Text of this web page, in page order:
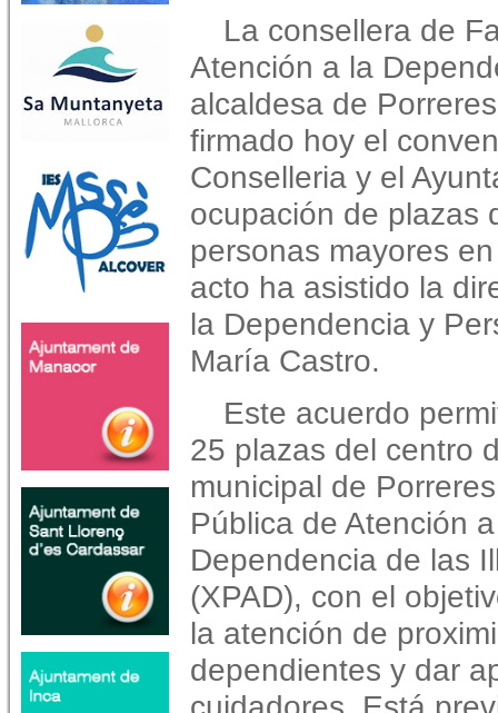
La consellera de
Atención a la
alcaldesa de
firmado hoy el
Conselleria y el
ocupación de plazas
personas mayores
acto ha asistido la
la Dependencia y
María Castro.
Este acuerdo
25 plazas del centro
municipal de
Pública de Atención
Dependencia de las
(XPAD), con el
la atención de
dependientes y dar